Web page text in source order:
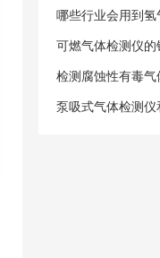
哪些行业会用到
可燃气体检测仪
泵吸式气体检测